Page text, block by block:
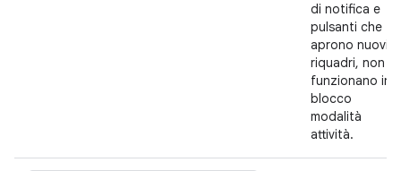
di notifica e
pulsanti che
aprono nuovi
riquadri, non
funzionano in
blocco
modalità
attività.